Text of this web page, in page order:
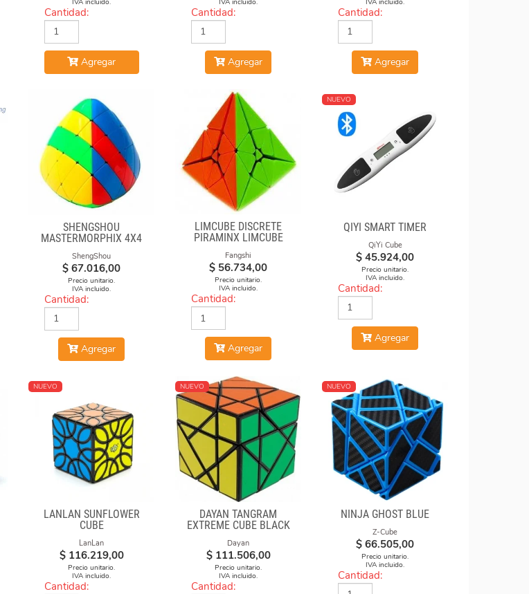
IVA incluido.
Cantidad:
Agregar
IVA incluido.
Cantidad:
Agregar
IVA incluido.
Cantidad:
Agregar
SHENGSHOU
MASTERMORPHIX 4X4
ShengShou
$ 67.016,00
Precio unitario.
IVA incluido.
Cantidad:
Agregar
LIMCUBE DISCRETE
PIRAMINX LIMCUBE
Fangshi
$ 56.734,00
Precio unitario.
IVA incluido.
Cantidad:
Agregar
NUEVO
QIYI SMART TIMER
QiYi Cube
$ 45.924,00
Precio unitario.
IVA incluido.
Cantidad:
Agregar
NUEVO
LANLAN SUNFLOWER
CUBE
LanLan
$ 116.219,00
Precio unitario.
IVA incluido.
Cantidad:
NUEVO
DAYAN TANGRAM
EXTREME CUBE BLACK
Dayan
$ 111.506,00
Precio unitario.
IVA incluido.
Cantidad:
NUEVO
NINJA GHOST BLUE
Z-Cube
$ 66.505,00
Precio unitario.
IVA incluido.
Cantidad: